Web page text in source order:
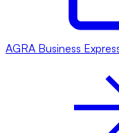
AGRA Business